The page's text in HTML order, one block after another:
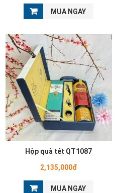
MUA NGAY
Hộp quà tết QT1087
2,135,000đ
MUA NGAY